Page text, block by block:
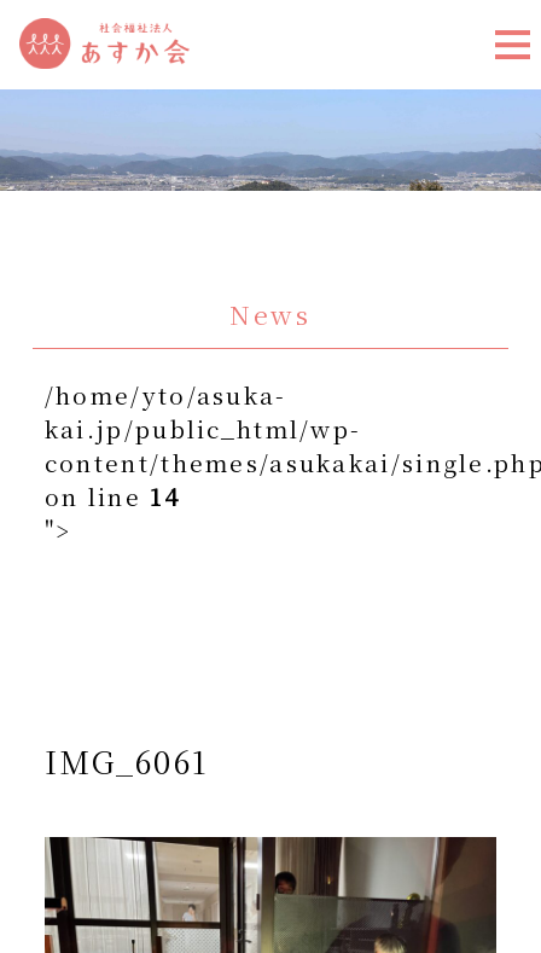
News
/home/yto/asuka-
kai.jp/public_html/wp-
content/themes/asukakai/
on line 14
">
IMG_6061